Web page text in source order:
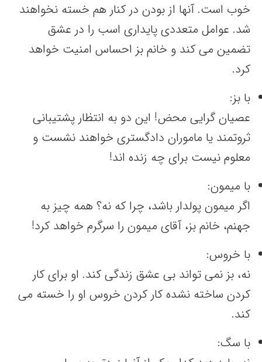
خوب است. آنها از بودن در کنار هم خسته نخواهند
شد. عوامل متعددی پایداری اسب را در عشق
تضمین می کند و خانم بز احساس امنیت خواهد
کرد.
با بز:
عصیان گرایی محض! این دو به انتظار پشتیبانی
ثروتمند یا ماموران دادگستری خواهند نشست و
معلوم نیست برای چه زنده اند!
با میمون:
اگر میمون پولدار باشد، چرا که نه؟ همه چیز به
جهنم، خانم بز، آقای میمون را سرگرم خواهد کرد!
با خروس:
نه، بز نمی تواند بی عشق زندگی کند. او برای کار
کردن ساخته نشده کار کردن خروس او را خسته می
کند.
با سگ: